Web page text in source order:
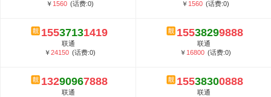
￥ 1560 (话费:0)
￥ 1560 (话费:0)
15537131419
联通
￥24150 (话费:0)
15538299888
联通
￥ 16800 (话费:0)
13290967888
联通
15538300888
联通